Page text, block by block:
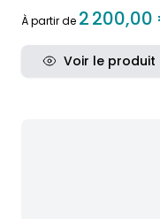
À partir de 2
Voir le produit